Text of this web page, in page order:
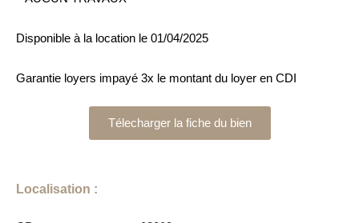
Disponible à la location le 01/04/2025
Garantie loyers impayé 3x le montant du loyer en CDI
Télecharger la fiche du bien
Localisation :